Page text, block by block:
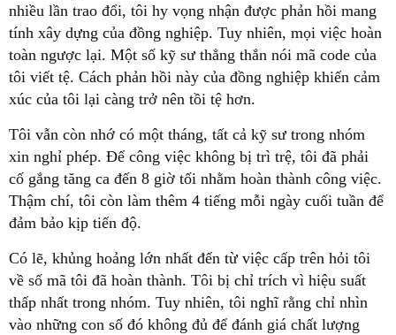
nhiều lần trao đổi, tôi hy vọng nhận được phản hồi mang
tính xây dựng của đồng nghiệp. Tuy nhiên, mọi việc hoàn
toàn ngược lại. Một số kỹ sư thẳng thắn nói mã code của
tôi viết tệ. Cách phản hồi này của đồng nghiệp khiến cảm
xúc của tôi lại càng trở nên tồi tệ hơn.
Tôi vẫn còn nhớ có một tháng, tất cả kỹ sư trong nhóm
xin nghỉ phép. Để công việc không bị trì trệ, tôi đã phải
cố gắng tăng ca đến 8 giờ tối nhằm hoàn thành công việc.
Thậm chí, tôi còn làm thêm 4 tiếng mỗi ngày cuối tuần để
đảm bảo kịp tiến độ.
Có lẽ, khủng hoảng lớn nhất đến từ việc cấp trên hỏi tôi
về số mã tôi đã hoàn thành. Tôi bị chỉ trích vì hiệu suất
thấp nhất trong nhóm. Tuy nhiên, tôi nghĩ rằng chỉ nhìn
vào những con số đó không đủ để đánh giá chất lượng